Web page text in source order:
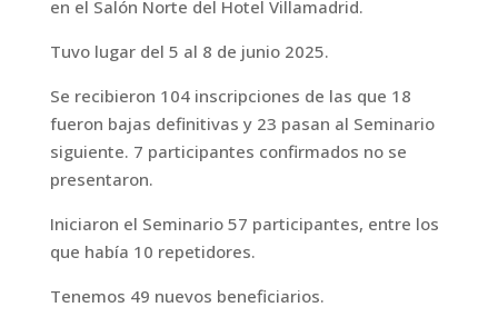
en el Salón Norte del Hotel Villamadrid.
Tuvo lugar del 5 al 8 de junio 2025.
Se recibieron 104 inscripciones de las que 18
fueron bajas definitivas y 23 pasan al Seminario
siguiente. 7 participantes confirmados no se
presentaron.
Iniciaron el Seminario 57 participantes, entre los
que había 10 repetidores.
Tenemos 49 nuevos beneficiarios.